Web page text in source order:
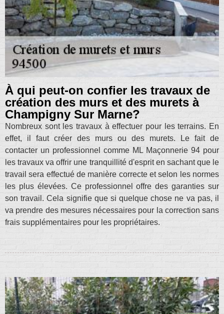
À qui peut-on confier les travaux de
création des murs et des murets à
Champigny Sur Marne?
Nombreux sont les travaux à effectuer pour les terrains. En
effet, il faut créer des murs ou des murets. Le fait de
contacter un professionnel comme ML Maçonnerie 94 pour
les travaux va offrir une tranquillité d'esprit en sachant que le
travail sera effectué de manière correcte et selon les normes
les plus élevées. Ce professionnel offre des garanties sur
son travail. Cela signifie que si quelque chose ne va pas, il
va prendre des mesures nécessaires pour la correction sans
frais supplémentaires pour les propriétaires.